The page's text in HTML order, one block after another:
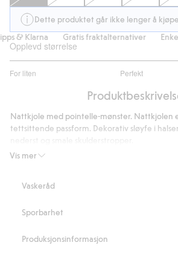
Dette produktet går ikke lenger å kjøpe
& Klarna
Gratis fraktalternativer
Opplevd størrelse
For liten Perfekt
av
6
stemmer
Vis mer
Nattkjole med pointelle-mønster. Nattkjolen
tettsittende passform. Dekorativ sløyfe i
Tettsittende passform
Vaskeråd
Sporbarhet
Produksjonsinformasjon